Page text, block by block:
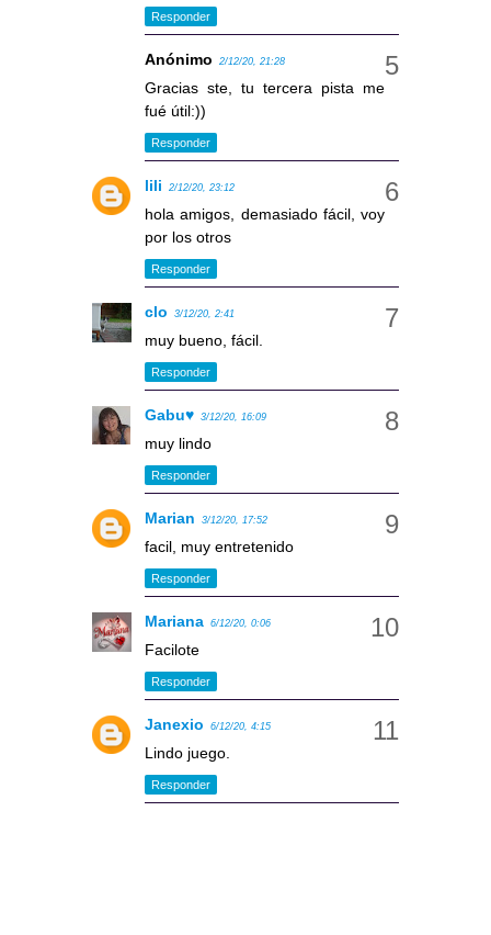
Responder
Anónimo 2/12/20, 21:28
Gracias ste, tu tercera pista me
fué útil:))
Responder
lili 2/12/20, 23:12
hola amigos, demasiado fácil, voy
por los otros
Responder
clo 3/12/20, 2:41
muy bueno, fácil.
Responder
Gabu♥ 3/12/20, 16:09
muy lindo
Responder
Marian 3/12/20, 17:52
facil, muy entretenido
Responder
Mariana 6/12/20, 0:06
Facilote
Responder
Janexio 6/12/20, 4:15
Lindo juego.
Responder